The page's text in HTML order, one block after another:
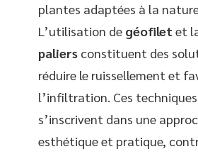
plantes adaptées à la
L’utilisation de géofilet et
paliers constituent des
réduire le ruissellement et
l’infiltration. Ces
s’inscrivent dans une
esthétique et pratique,